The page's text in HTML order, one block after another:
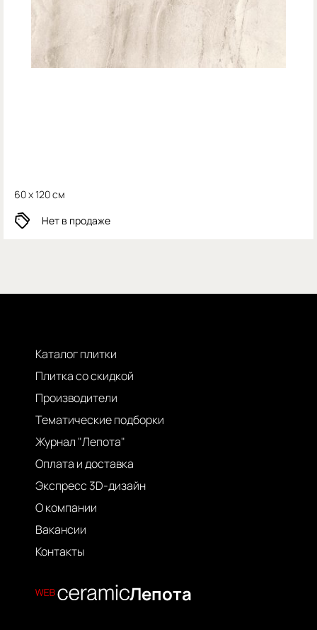
60 x 120 см
Нет в продаже
Каталог плитки
Плитка со скидкой
Производители
Тематические подборки
Журнал "Лепота"
Оплата и доставка
Экспресс 3D-дизайн
О компании
Вакансии
Контакты
Лепота